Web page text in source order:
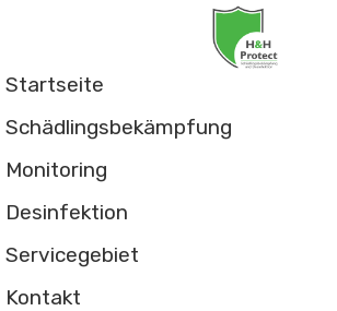
Startseite
Schädlingsbekämpfung
Monitoring
Desinfektion
Servicegebiet
Kontakt